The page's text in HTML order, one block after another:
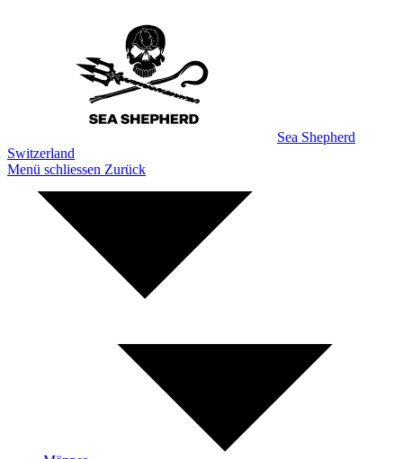
Sea Shepherd
Switzerland
Menü schliessen Zurück